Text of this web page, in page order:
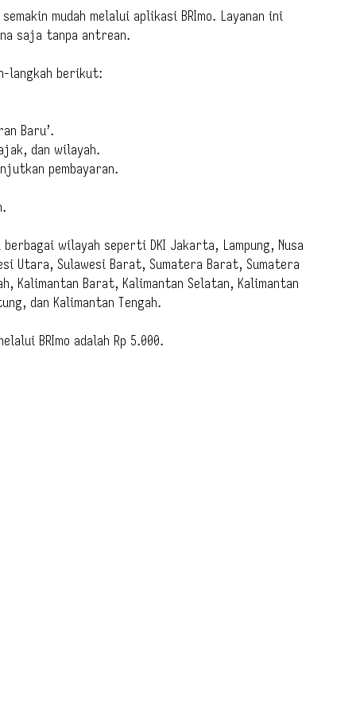
mudah melalui aplikasi BRImo. Layanan ini
saja tanpa antrean.
langkah berikut:
Baru’.
dan wilayah.
pembayaran.
berbagai wilayah seperti DKI Jakarta, Lampung, Nusa
Utara, Sulawesi Barat, Sumatera Barat, Sumatera
Kalimantan Barat, Kalimantan Selatan, Kalimantan
dan Kalimantan Tengah.
BRImo adalah Rp 5.000.